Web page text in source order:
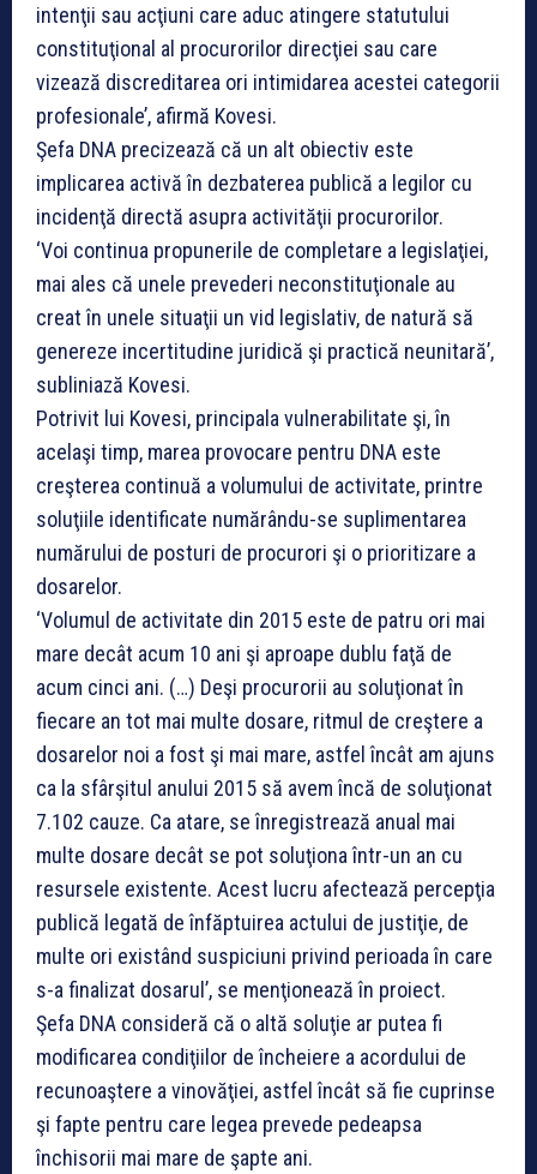
intenţii sau acţiuni care aduc atingere statutului
constituţional al procurorilor direcţiei sau care
vizează discreditarea ori intimidarea acestei categorii
profesionale’, afirmă Kovesi.
Şefa DNA precizează că un alt obiectiv este
implicarea activă în dezbaterea publică a legilor cu
incidenţă directă asupra activităţii procurorilor.
‘Voi continua propunerile de completare a legislaţiei,
mai ales că unele prevederi neconstituţionale au
creat în unele situaţii un vid legislativ, de natură să
genereze incertitudine juridică şi practică neunitară’,
subliniază Kovesi.
Potrivit lui Kovesi, principala vulnerabilitate şi, în
acelaşi timp, marea provocare pentru DNA este
creşterea continuă a volumului de activitate, printre
soluţiile identificate numărându-se suplimentarea
numărului de posturi de procurori şi o prioritizare a
dosarelor.
‘Volumul de activitate din 2015 este de patru ori mai
mare decât acum 10 ani şi aproape dublu faţă de
acum cinci ani. (…) Deşi procurorii au soluţionat în
fiecare an tot mai multe dosare, ritmul de creştere a
dosarelor noi a fost şi mai mare, astfel încât am ajuns
ca la sfârşitul anului 2015 să avem încă de soluţionat
7.102 cauze. Ca atare, se înregistrează anual mai
multe dosare decât se pot soluţiona într-un an cu
resursele existente. Acest lucru afectează percepţia
publică legată de înfăptuirea actului de justiţie, de
multe ori existând suspiciuni privind perioada în care
s-a finalizat dosarul’, se menţionează în proiect.
Şefa DNA consideră că o altă soluţie ar putea fi
modificarea condiţiilor de încheiere a acordului de
recunoaştere a vinovăţiei, astfel încât să fie cuprinse
şi fapte pentru care legea prevede pedeapsa
închisorii mai mare de şapte ani.